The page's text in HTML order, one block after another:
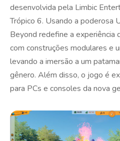
desenvolvida pela Limbic
Trópico 6. Usando a poderosa
Beyond redefine a experiência
com construções modulares e
levando a imersão a um
gênero. Além disso, o jogo é
para PCs e consoles da nova